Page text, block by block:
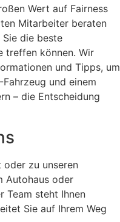
Wert auf Fairness
Mitarbeiter beraten
die beste
treffen können. Wir
und Tipps, um
und einem
– die Entscheidung
oder zu unseren
Autohaus oder
Team steht Ihnen
Sie auf Ihrem Weg